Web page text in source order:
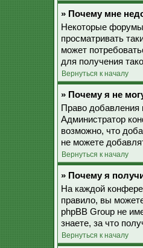
» Почему мне
Некоторые
просматривать
может
для получения
Вернуться к началу
» Почему я не
Право добавления
Администратор
возможно, что
не можете
Вернуться к началу
» Почему я
На каждой
правило, вы
phpBB Group не
знаете, за что
Вернуться к началу